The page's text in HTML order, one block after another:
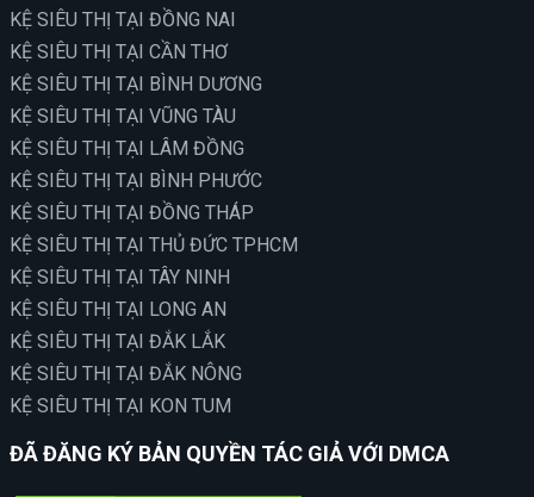
KỆ SIÊU THỊ TẠI ĐỒNG NAI
KỆ SIÊU THỊ TẠI CẦN THƠ
KỆ SIÊU THỊ TẠI BÌNH DƯƠNG
KỆ SIÊU THỊ TẠI VŨNG TÀU
KỆ SIÊU THỊ TẠI LÂM ĐỒNG
KỆ SIÊU THỊ TẠI BÌNH PHƯỚC
KỆ SIÊU THỊ TẠI ĐỒNG THÁP
KỆ SIÊU THỊ TẠI THỦ ĐỨC TPHCM
KỆ SIÊU THỊ TẠI TÂY NINH
KỆ SIÊU THỊ TẠI LONG AN
KỆ SIÊU THỊ TẠI ĐẮK LẮK
KỆ SIÊU THỊ TẠI ĐẮK NÔNG
KỆ SIÊU THỊ TẠI KON TUM
ĐÃ ĐĂNG KÝ BẢN QUYỀN TÁC GIẢ VỚI DMCA